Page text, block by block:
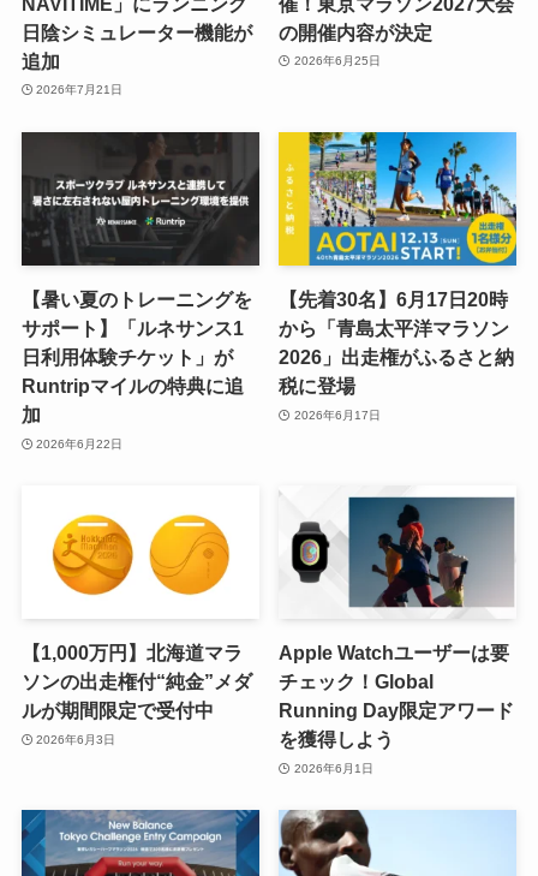
日陰シミュレーター機能が
追加
2026年7月21日
の開催内容が決定
2026年6月25日
【暑い夏のトレーニングを
サポート】「ルネサンス1
日利用体験チケット」が
Runtripマイルの特典に追
加
2026年6月22日
【先着30名】6月17日20時
から「青島太平洋マラソン
2026」出走権がふるさと納
税に登場
2026年6月17日
【1,000万円】北海道マラ
ソンの出走権付“純金”メダ
ルが期間限定で受付中
2026年6月3日
Apple Watchユーザーは要
チェック！Global
Running Day限定アワード
を獲得しよう
2026年6月1日